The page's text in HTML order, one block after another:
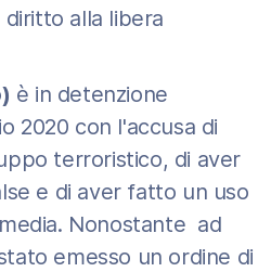
alla libera
è in detenzione
2020 con l'accusa di
terroristico, di aver
e di aver fatto un uso
Nonostante ad
emesso un ordine di